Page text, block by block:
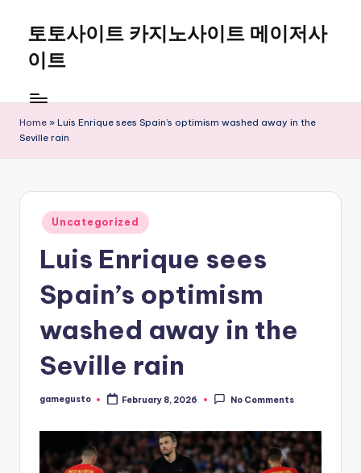
content
토토사이트 카지노사이트 메이저사
이트
Home » Luis Enrique sees Spain’s optimism washed away in the
Seville rain
Posted
in
Uncategorized
Luis Enrique sees
Spain’s optimism
washed away in the
Seville rain
Posted
gamegusto February 8, 2026 No Comments